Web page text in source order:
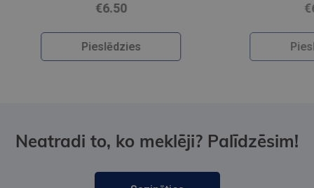
Pieslēdzies
Neatradi to, ko meklēji? Palīdzēsim!